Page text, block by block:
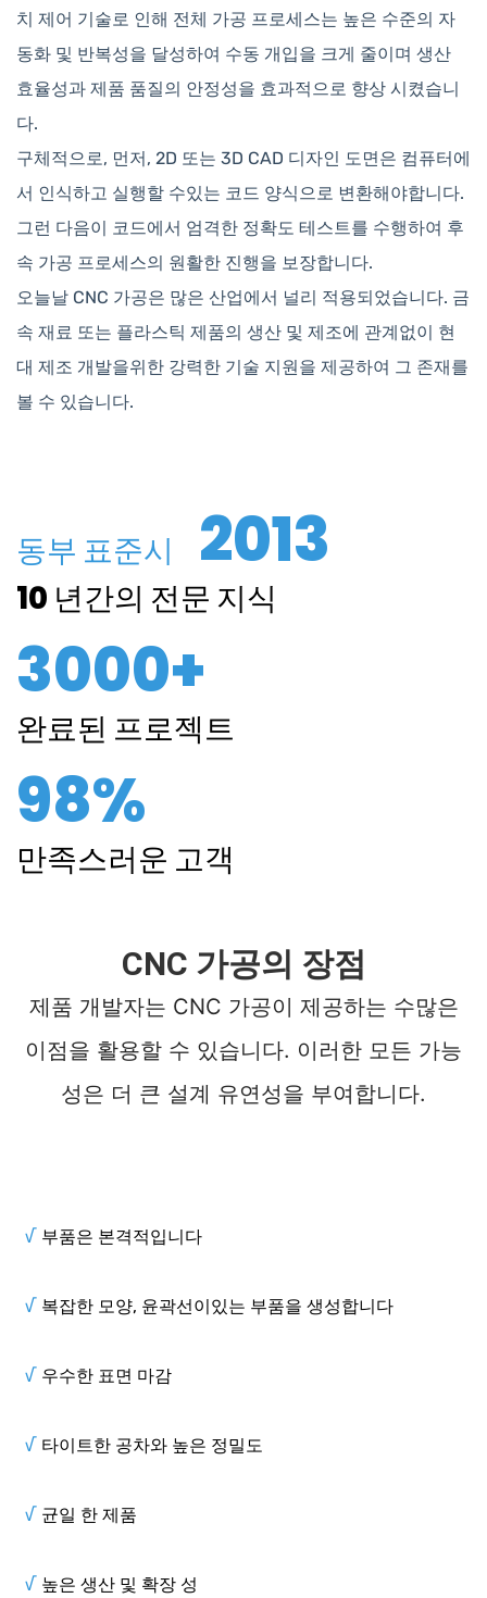
치 제어 기술로 인해 전체 가공 프로세스는 높은 수준의 자
동화 및 반복성을 달성하여 수동 개입을 크게 줄이며 생산
효율성과 제품 품질의 안정성을 효과적으로 향상 시켰습니
다.
구체적으로, 먼저, 2D 또는 3D CAD 디자인 도면은 컴퓨터에
서 인식하고 실행할 수있는 코드 양식으로 변환해야합니다.
그런 다음이 코드에서 엄격한 정확도 테스트를 수행하여 후
속 가공 프로세스의 원활한 진행을 보장합니다.
오늘날 CNC 가공은 많은 산업에서 널리 적용되었습니다. 금
속 재료 또는 플라스틱 제품의 생산 및 제조에 관계없이 현
대 제조 개발을위한 강력한 기술 지원을 제공하여 그 존재를
볼 수 있습니다.
동부 표준시 2013
10 년간의 전문 지식
3000+
완료된 프로젝트
98%
만족스러운 고객
CNC 가공의 장점
제품 개발자는 CNC 가공이 제공하는 수많은
이점을 활용할 수 있습니다. 이러한 모든 가능
성은 더 큰 설계 유연성을 부여합니다.
√ 부품은 본격적입니다
√ 복잡한 모양, 윤곽선이있는 부품을 생성합니다
√ 우수한 표면 마감
√ 타이트한 공차와 높은 정밀도
√ 균일 한 제품
√ 높은 생산 및 확장 성